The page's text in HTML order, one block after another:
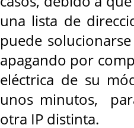
una lista de
puede
apagando por
eléctrica de su
unos minutos,
otra IP distinta.